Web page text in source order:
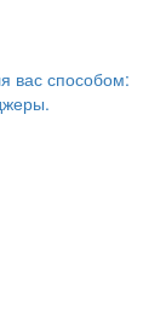
вас способом: